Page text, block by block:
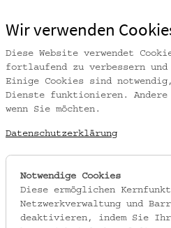
inspiriert von Gedichten und
Wir verwenden
Diese Website verwendet
fortlaufend zu verbessern
Einige Cookies sind
Dienste funktionieren. Andere
wenn Sie möchten.
Datenschutzerklärung
Notwendige Cookies
Diese ermöglichen
Netzwerkverwaltung und
deaktivieren, indem Sie